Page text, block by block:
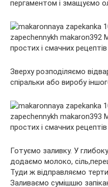
пергаментом і змащуємо
Зверху розподіляємо
спіральки або виробу
Готуємо заливку. У
додаємо молоко,
Туди ж відправляємо
Заливаємо сумішшю